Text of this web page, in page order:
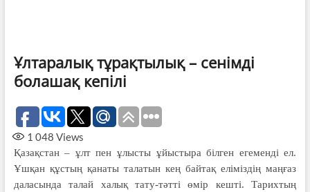
Ұлтаралық тұрақтылық – сенімді
болашақ кепілі
1 048 Views
Қазақстан – ұлт пен ұлысты ұйыс­тыра білген егеменді ел.
Ұш­қан құстың қанаты талатын кең байтақ еліміздің маңғаз
даласында талай халық тату-тәтті өмір кешті. Тарихтың